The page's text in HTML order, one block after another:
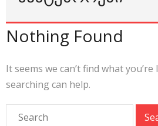
Nothing Found
It seems we can’t find what
searching can help.